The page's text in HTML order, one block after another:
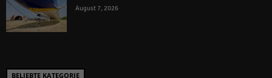
August 7, 2026
BELIEBTE KATEGORIE